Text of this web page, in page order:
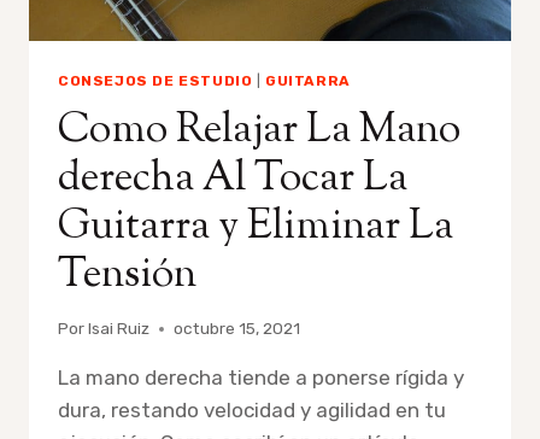
CONSEJOS DE ESTUDIO GUITARRA
Como Relajar La Mano
derecha Al Tocar La
Guitarra y Eliminar La
Tensión
PorIsai Ruiz octubre 15, 2021
La mano derecha tiende a ponerse rígida y
dura, restando velocidad y agilidad en tu